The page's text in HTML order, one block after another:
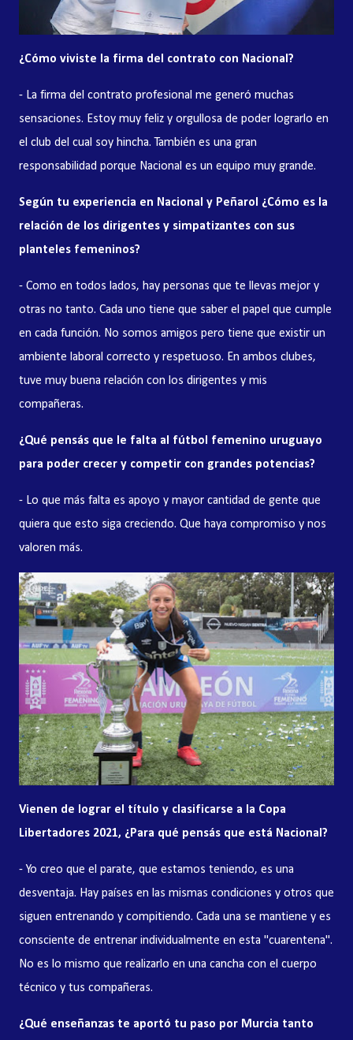
¿Cómo viviste la firma del contrato con Nacional?
- La firma del contrato profesional me generó muchas
sensaciones. Estoy muy feliz y orgullosa de poder lograrlo en
el club del cual soy hincha. También es una gran
responsabilidad porque Nacional es un equipo muy grande.
Según tu experiencia en Nacional y Peñarol ¿Cómo es la
relación de los dirigentes y simpatizantes con sus
planteles femeninos?
- Como en todos lados, hay personas que te llevas mejor y
otras no tanto. Cada uno tiene que saber el papel que cumple
en cada función. No somos amigos pero tiene que existir un
ambiente laboral correcto y respetuoso. En ambos clubes,
tuve muy buena relación con los dirigentes y mis
compañeras.
¿Qué pensás que le falta al fútbol femenino uruguayo
para poder crecer y competir con grandes potencias?
- Lo que más falta es apoyo y mayor cantidad de gente que
quiera que esto siga creciendo. Que haya compromiso y nos
valoren más.
Vienen de lograr el título y clasificarse a la Copa
Libertadores 2021, ¿Para qué pensás que está Nacional?
- Yo creo que el parate, que estamos teniendo, es una
desventaja. Hay países en las mismas condiciones y otros que
siguen entrenando y compitiendo. Cada una se mantiene y es
consciente de entrenar individualmente en esta "cuarentena".
No es lo mismo que realizarlo en una cancha con el cuerpo
técnico y tus compañeras.
¿Qué enseñanzas te aportó tu paso por Murcia tanto